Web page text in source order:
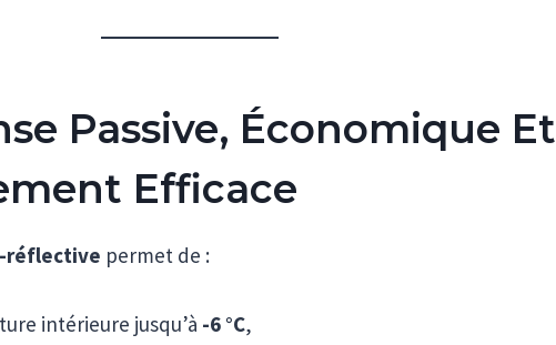
Passive, Économique Et
Efficace
réflective permet de :
intérieure jusqu’à -6 °C,